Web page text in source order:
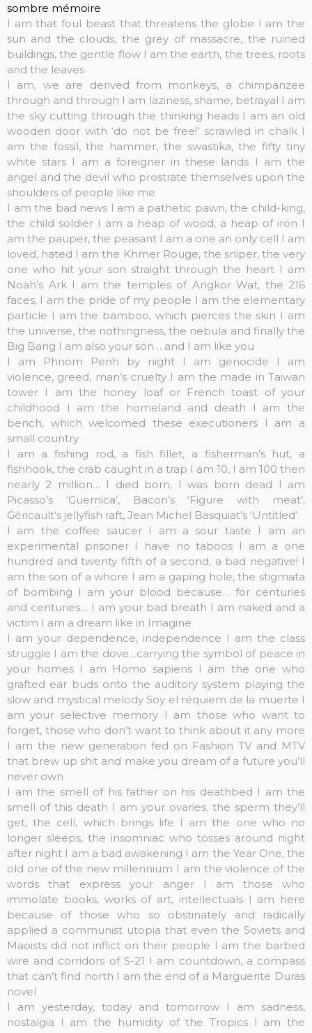
sombre mémoire
I am that foul beast that threatens the globe I am the
sun and the clouds, the grey of massacre, the ruined
buildings, the gentle flow I am the earth, the trees, roots
and the leaves
I am, we are derived from monkeys, a chimpanzee
through and through I am laziness, shame, betrayal I am
the sky cutting through the thinking heads I am an old
wooden door with ‘do not be free!’ scrawled in chalk I
am the fossil, the hammer, the swastika, the fifty tiny
white stars I am a foreigner in these lands I am the
angel and the devil who prostrate themselves upon the
shoulders of people like me
I am the bad news I am a pathetic pawn, the child-king,
the child soldier I am a heap of wood, a heap of iron I
am the pauper, the peasant I am a one an only cell I am
loved, hated I am the Khmer Rouge, the sniper, the very
one who hit your son straight through the heart I am
Noah’s Ark I am the temples of Angkor Wat, the 216
faces, I am the pride of my people I am the elementary
particle I am the bamboo, which pierces the skin I am
the universe, the nothingness, the nebula and finally the
Big Bang I am also your son… and I am like you
I am Phnom Penh by night
I am genocide
I am
violence, greed, man’s cruelty I am the made in Taiwan
tower I am the honey loaf or French toast of your
childhood
I am the homeland and death
I am the
bench, which welcomed these executioners
I am a
small country
I am a fishing rod, a fish fillet, a fisherman’s hut, a
fishhook, the crab caught in a trap I am 10, I am 100 then
nearly 2 million… I died born, I was born dead
I am
Picasso’s ‘Guernica’, Bacon’s ‘Figure with meat’,
Géricault’s jellyfish raft, Jean Michel Basquiat’s ‘Untitled’
I am the coffee saucer I am a sour taste
I am an
experimental prisoner I have no taboos I am a one
hundred and twenty fifth of a second, a bad negative! I
am the son of a whore I am a gaping hole, the stigmata
of bombing I am your blood because… for centuries
and centuries… I am your bad breath I am naked and a
victim I am a dream like in Imagine
I am your dependence, independence I am the class
struggle I am the dove…carrying the symbol of peace in
your homes I am Homo sapiens I am the one who
grafted ear buds onto the auditory system playing the
slow and mystical melody Soy el réquiem de la muerte I
am your selective memory I am those who want to
forget, those who don’t want to think about it any more
I am the new generation fed on Fashion TV and MTV
that brew up shit and make you dream of a future you’ll
never own
I am the smell of his father on his deathbed I am the
smell of this death I am your ovaries, the sperm they’ll
get, the cell, which brings life I am the one who no
longer sleeps, the insomniac who tosses around night
after night I am a bad awakening I am the Year One, the
old one of the new millennium I am the violence of the
words that express your anger
I am those who
immolate books, works of art, intellectuals I am here
because of those who so obstinately and radically
applied a communist utopia that even the Soviets and
Maoists did not inflict on their people I am the barbed
wire and corridors of S-21 I am countdown, a compass
that can’t find north I am the end of a Marguerite Duras
novel
I am yesterday, today and tomorrow
I am sadness,
nostalgia
I am the humidity of the Tropics I am the